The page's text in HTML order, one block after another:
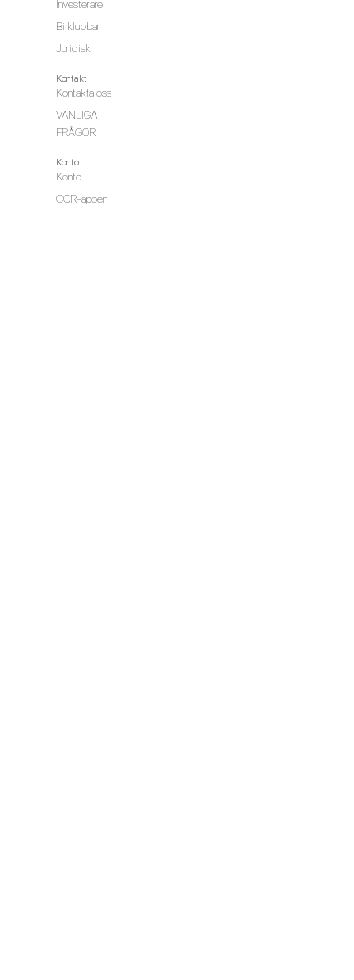
Investerare
Bilklubbar
Juridisk
Kontakt
Kontakta oss
VANLIGA
FRÅGOR
Konto
Konto
CCR-appen